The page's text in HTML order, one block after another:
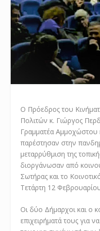
Ο Πρόεδρος του
Πολιτών κ. Γιώργος
Γραμματέα
παρέστησαν στην
μεταρρύθμιση της
διοργάνωσαν από
Σωτήρας και το
Τετάρτη 12
Οι δύο Δήμαρχοι και ο
επιχειρήματά τους για